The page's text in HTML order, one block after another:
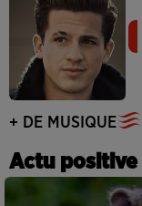
+ DE MUSIQUE
Actu positive